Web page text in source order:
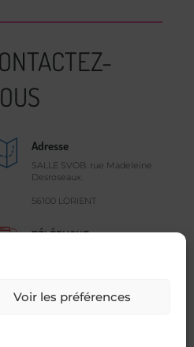
Voir les préférences
Adresse
SALLE SVOB. rue Madeleine
Desroseaux.
56100 LORIENT
TÉLÉPHONE
QUIMPER